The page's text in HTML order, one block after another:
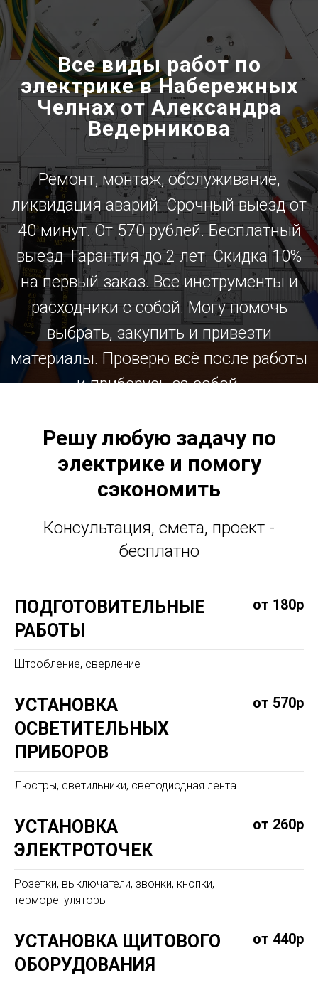
Все виды работ по
электрике в Набережных
Челнах от Александра
Ведерникова
Ремонт, монтаж, обслуживание,
ликвидация аварий. Срочный выезд от
40 минут. От 570 рублей. Бесплатный
выезд. Гарантия до 2 лет. Скидка 10%
на первый заказ. Все инструменты и
расходники с собой. Могу помочь
выбрать, закупить и привезти
материалы. Проверю всё после работы
и приберусь за собой.
WHATSAPP +7(967)778-96-14
Решу любую задачу по
электрике и помогу
сэкономить
Консультация, смета, проект -
бесплатно
ПОДГОТОВИТЕЛЬНЫЕ
РАБОТЫ
от 180р
Штробление, сверление
УСТАНОВКА
ОСВЕТИТЕЛЬНЫХ
ПРИБОРОВ
от 570р
Люстры, светильники, светодиодная лента
УСТАНОВКА
ЭЛЕКТРОТОЧЕК
от 260р
Розетки, выключатели, звонки, кнопки,
терморегуляторы
УСТАНОВКА ЩИТОВОГО
ОБОРУДОВАНИЯ
от 440р